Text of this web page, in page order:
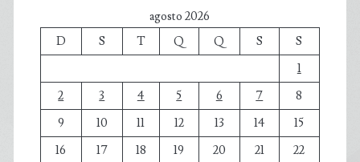
agosto 2026
D
S T Q Q S
S
1
2
3 4 5 6 7
8
9
10 11 12 13 14
15
16
17 18 19 20 21
22